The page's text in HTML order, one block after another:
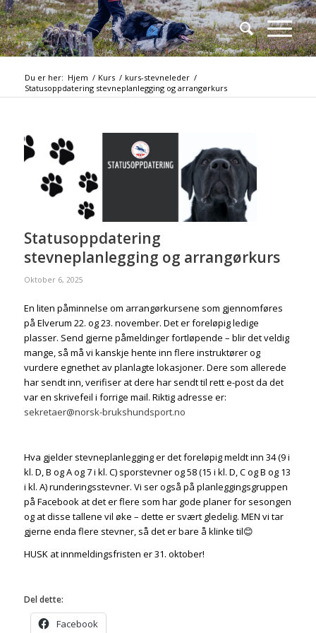
Du er her: Hjem / Kurs / kurs-stevneleder /
Statusoppdatering stevneplanlegging og arrangørkurs
Statusoppdatering
stevneplanlegging og arrangørkurs
Oktober 6, 2025
En liten påminnelse om arrangørkursene som gjennomføres
på Elverum 22. og 23. november. Det er foreløpig ledige
plasser. Send gjerne påmeldinger fortløpende – blir det veldig
mange, så må vi kanskje hente inn flere instruktører og
vurdere egnethet av planlagte lokasjoner. Dere som allerede
har sendt inn, verifiser at dere har sendt til rett e-post da det
var en skrivefeil i forrige mail. Riktig adresse er:
sekretaer@norsk-brukshundsport.no
Hva gjelder stevneplanlegging er det foreløpig meldt inn 34 (9 i
kl. D, B og A og 7 i kl. C) sporstevner og 58 (15 i kl. D, C og B og 13
i kl. A) runderingsstevner. Vi ser også på planleggingsgruppen
på Facebook at det er flere som har gode planer for sesongen
og at disse tallene vil øke – dette er svært gledelig. MEN vi tar
gjerne enda flere stevner, så det er bare å klinke til😊
HUSK at innmeldingsfristen er 31. oktober!
Del dette:
Facebook